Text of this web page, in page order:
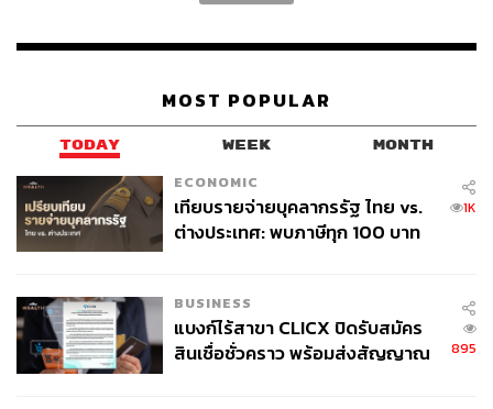
MOST POPULAR
TODAY WEEK MONTH
ECONOMIC
เทียบรายจ่ายบุคลากรรัฐ ไทย vs.
ต่างประเทศ: พบภาษีทุก 100 บาท
1K
BUSINESS
แบงก์ไร้สาขา CLICX ปิดรับสมัคร
สินเชื่อชั่วคราว พร้อมส่งสัญญาณ
895